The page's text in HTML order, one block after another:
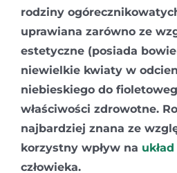
rodziny
uprawiana zarówno ze
estetyczne (posiada
niewielkie kwiaty w
niebieskiego do
właściwości zdrowotne.
najbardziej znana ze
korzystny wpływ na
człowieka.